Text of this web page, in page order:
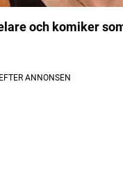
och komiker